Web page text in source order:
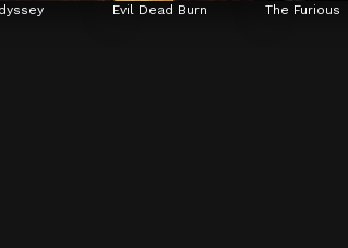
Evil Dead Burn The Furious